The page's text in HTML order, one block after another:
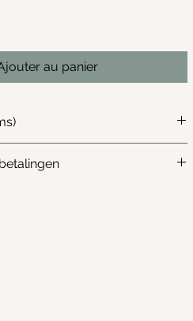
au panier